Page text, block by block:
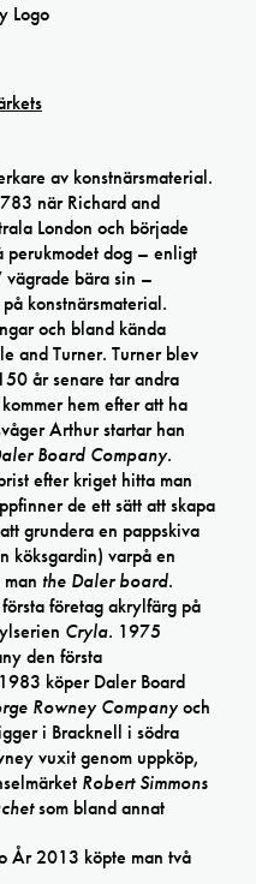
av konstnärsmaterial.
när Richard and
London och började
perukmodet dog – enligt
bära sin –
konstnärsmaterial.
och bland kända
and Turner. Turner blev
år senare tar andra
hem efter att ha
Arthur startar han
Board Company.
efter kriget hitta man
de ett sätt att skapa
grundera en pappskiva
köksgardin) varpå en
the Daler board.
företag akrylfärg på
Cryla. 1975
den första
köper Daler Board
Rowney Companyoch
i Bracknell i södra
vuxit genom uppköp,
Robert Simmons
som bland annat
År 2013 köpte man två